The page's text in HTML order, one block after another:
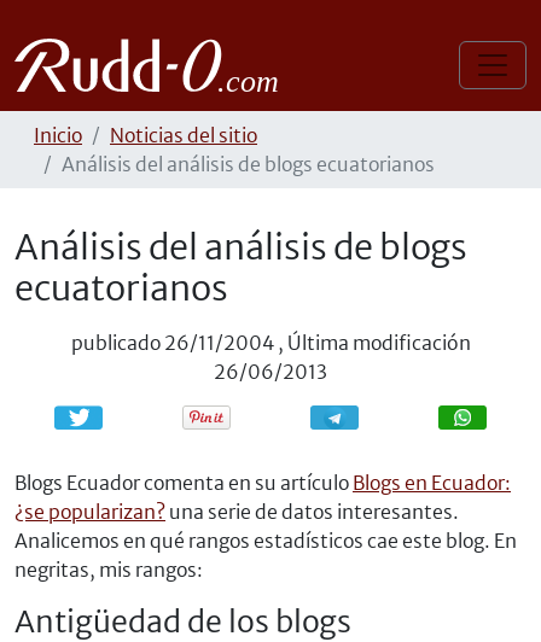
Inicio
Noticias del sitio
Análisis del análisis de blogs ecuatorianos
Análisis del análisis de blogs
ecuatorianos
publicado 26/11/2004, Última modificación
26/06/2013
Compartir Compartir
Blogs Ecuador comenta en su artículo Blogs en Ecuador:
¿se popularizan? una serie de datos interesantes.
Analicemos en qué rangos estadísticos cae este blog. En
negritas, mis rangos:
Antigüedad de los blogs